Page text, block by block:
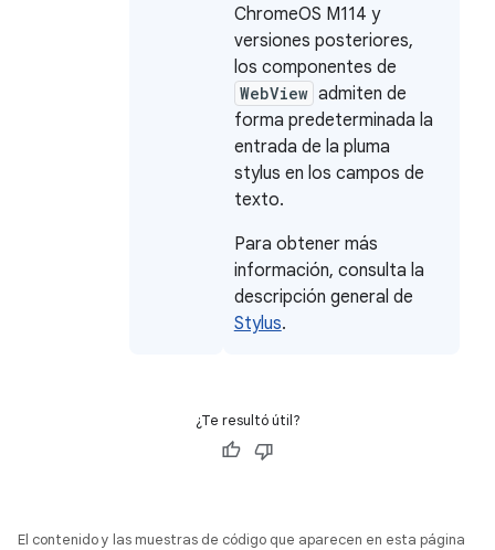
ChromeOS M114 y
versiones posteriores,
los componentes de
WebView admiten de
forma predeterminada la
entrada de la pluma
stylus en los campos de
texto.
Para obtener más
información, consulta la
descripción general de
Stylus.
¿Te resultó útil?
El contenido y las muestras de código que aparecen en esta página